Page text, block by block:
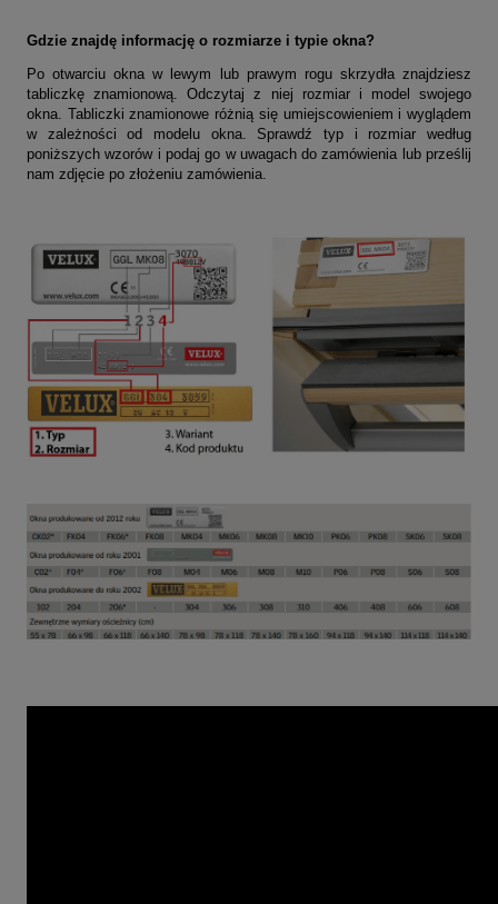
Gdzie znajdę informację o rozmiarze i typie okna?
Po otwarciu okna w lewym lub prawym rogu skrzydła znajdziesz
tabliczkę znamionową. Odczytaj z niej rozmiar i model swojego
okna. Tabliczki znamionowe różnią się umiejscowieniem i wyglądem
w zależności od modelu okna. Sprawdź typ i rozmiar według
poniższych wzorów i podaj go w uwagach do zamówienia lub prześlij
nam zdjęcie po złożeniu zamówienia.